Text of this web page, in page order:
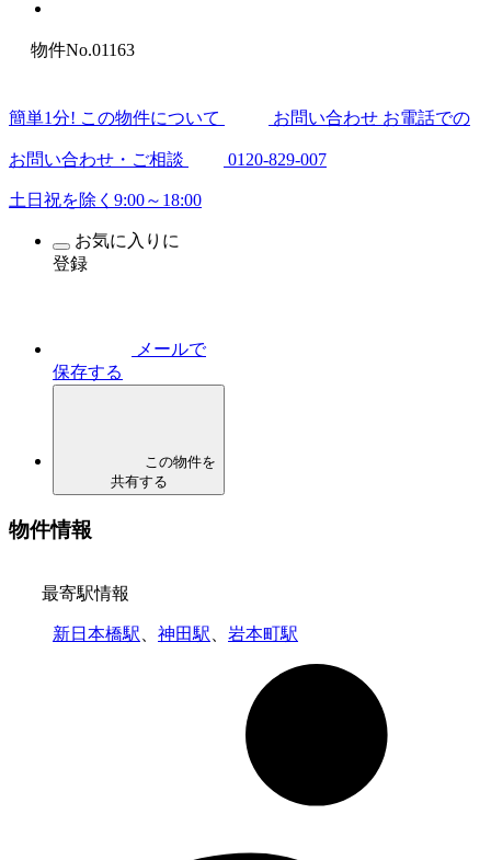
物件No.01163
簡単1分! この物件について お問い合わせ お電話での
お問い合わせ・ご相談 0120-829-007
土日祝を除く9:00～18:00
お気に入りに
登録
メールで
保存する
この物件を
共有する
物件情報
最寄駅情報
新日本橋駅 神田駅 岩本町駅